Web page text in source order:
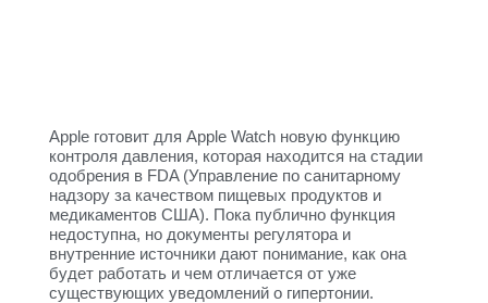
Apple готовит для Apple Watch новую функцию
контроля давления, которая находится на стадии
одобрения в FDA (Управление по санитарному
надзору за качеством пищевых продуктов и
медикаментов США). Пока публично функция
недоступна, но документы регулятора и
внутренние источники дают понимание, как она
будет работать и чем отличается от уже
существующих уведомлений о гипертонии.